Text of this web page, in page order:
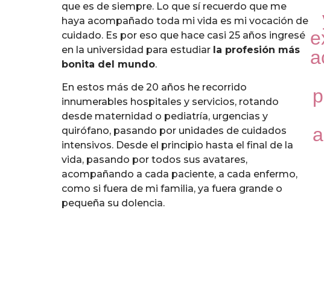
que es de siempre. Lo que sí recuerdo que me
haya acompañado toda mi vida es mi vocación de
cuidado. Es por eso que hace casi 25 años ingresé
en la universidad para estudiar la profesión más
bonita del mundo.
En estos más de 20 años he recorrido
innumerables hospitales y servicios, rotando
desde maternidad o pediatría, urgencias y
quirófano, pasando por unidades de cuidados
intensivos. Desde el principio hasta el final de la
vida, pasando por todos sus avatares,
acompañando a cada paciente, a cada enfermo,
como si fuera de mi familia, ya fuera grande o
pequeña su dolencia.